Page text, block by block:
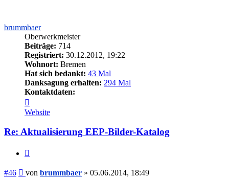
brummbaer
Oberwerkmeister
Beiträge: 714
Registriert: 30.12.2012, 19:22
Wohnort: Bremen
Hat sich bedankt: 43 Mal
Danksagung erhalten: 294 Mal
Kontaktdaten:
von
brummbaer
Website
Re: Aktualisierung EEP-Bilder-Katalog
#46 Beitrag
von brummbaer » 05.06.2014, 18:49